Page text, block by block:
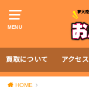
MENU
買取について アクセス
HOME